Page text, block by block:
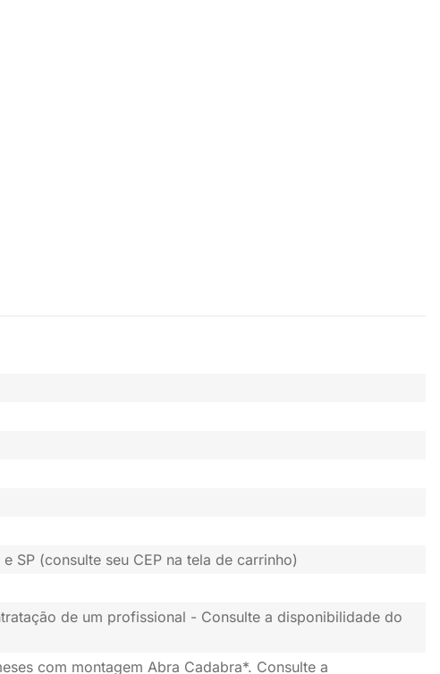
SP (consulte seu CEP na tela de carrinho)
de um profissional - Consulte a disponibilidade do
com montagem Abra Cadabra*. Consulte a